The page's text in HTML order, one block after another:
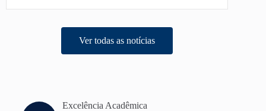
Ver todas as notícias
Excelência Acadêmica